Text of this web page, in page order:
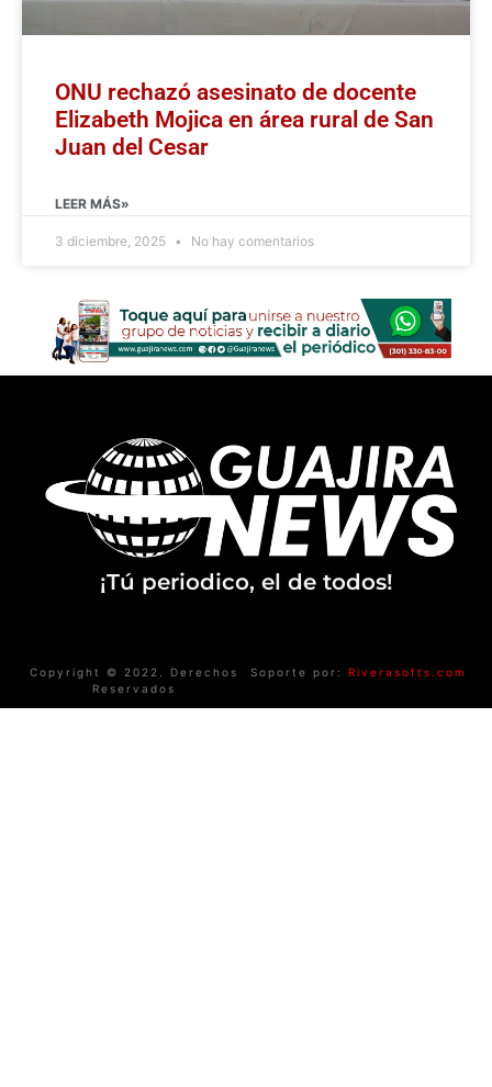
ONU rechazó asesinato de docente
Elizabeth Mojica en área rural de San
Juan del Cesar
LEER MÁS»
3 diciembre, 2025 No hay comentarios
¡Tú periodico, el de todos!
Copyright © 2022. Derechos
Reservados
Soporte por: Riverasofts.com